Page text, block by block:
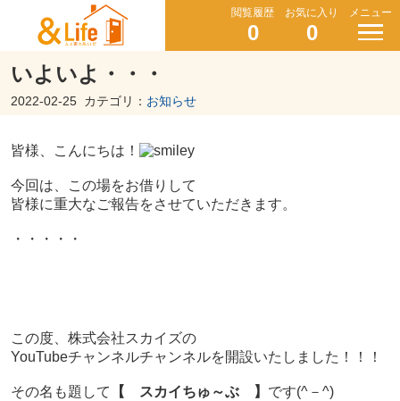
閲覧履歴
0
お気に入り
0
メニュー
いよいよ・・・
2022-02-25 カテゴリ： お知らせ
皆様、こんにちは！
今回は、この場をお借りして
皆様に重大なご報告をさせていただきます。
・・・・・
この度、株式会社スカイズの
YouTubeチャンネルチャンネルを開設いたしました！！！
その名も題して 【 スカイちゅ～ぶ 】 です(^－^)